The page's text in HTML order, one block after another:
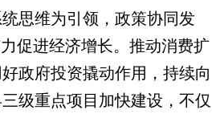
思维为引领，政策协同发
促进经济增长。推动消费扩
政府投资撬动作用，持续向
级重点项目加快建设，不仅